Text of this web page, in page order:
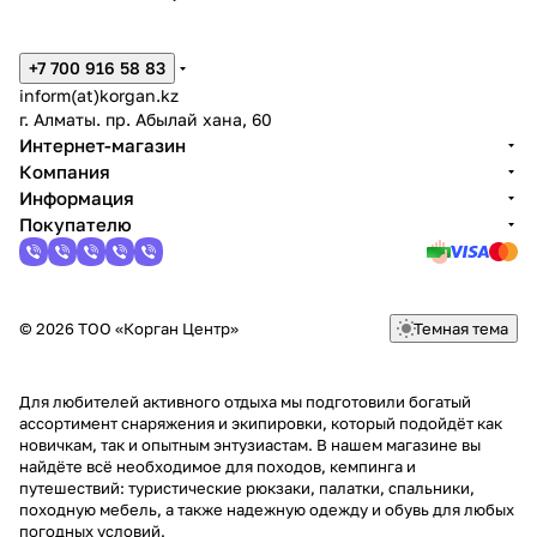
+7 700 916 58 83
inform(at)korgan.kz
г. Алматы. пр. Абылай хана, 60
Интернет-магазин
Компания
Информация
Покупателю
© 2026 ТОО «Корган Центр» Темная тема
Для любителей активного отдыха мы подготовили богатый
ассортимент снаряжения и экипировки, который подойдёт как
новичкам, так и опытным энтузиастам. В нашем магазине вы
найдёте всё необходимое для походов, кемпинга и
путешествий: туристические рюкзаки, палатки, спальники,
походную мебель, а также надежную одежду и обувь для любых
погодных условий.